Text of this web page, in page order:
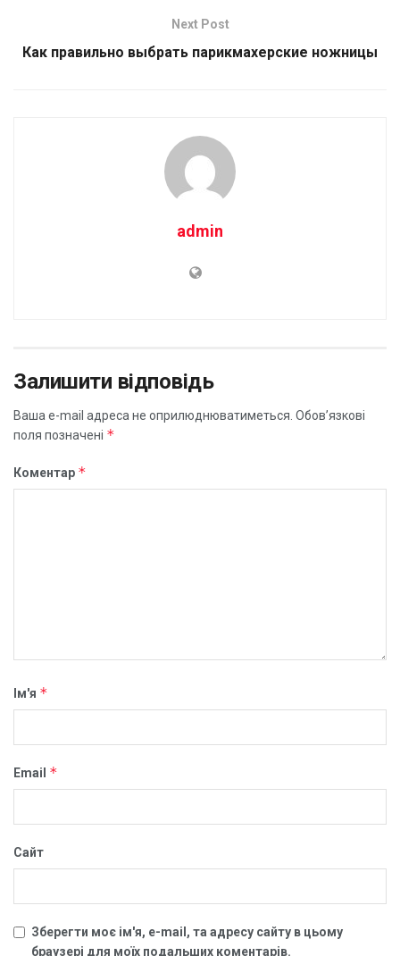
Next Post
Как правильно выбрать парикмахерские ножницы
admin
Залишити відповідь
Ваша e-mail адреса не оприлюднюватиметься. Обов’язкові
поля позначені *
Коментар *
Ім'я *
Email *
Сайт
Зберегти моє ім'я, e-mail, та адресу сайту в цьому
браузері для моїх подальших коментарів.